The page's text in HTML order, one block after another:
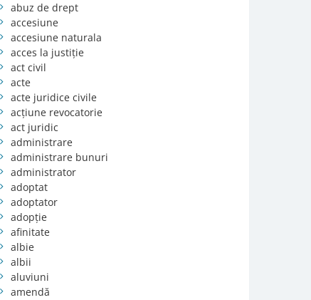
abuz de drept
accesiune
accesiune naturala
acces la justiție
act civil
acte
acte juridice civile
acțiune revocatorie
act juridic
administrare
administrare bunuri
administrator
adoptat
adoptator
adopție
afinitate
albie
albii
aluviuni
amendă